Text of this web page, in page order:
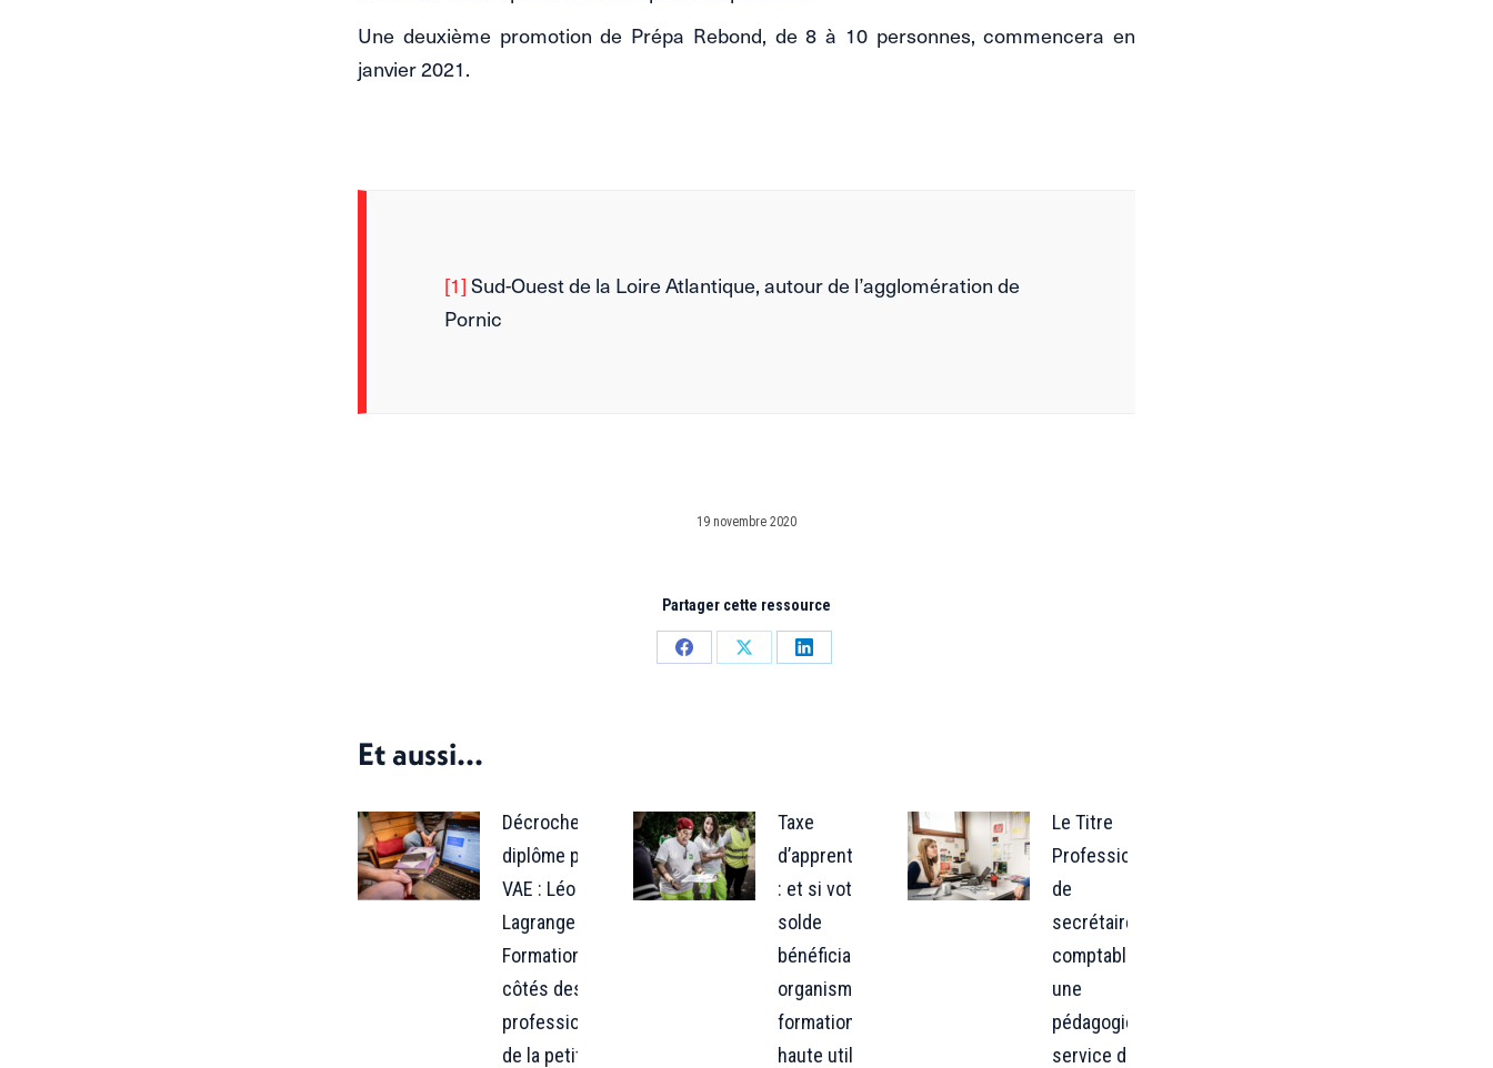
Une deuxième promotion de Prépa Rebond, de 8 à 10 personnes, commencera en
janvier 2021.
[1]Sud-Ouest de la Loire Atlantique, autour de l’agglomération de
Pornic
19 novembre 2020
Partager cette ressource
PartagerPartagerPartager
Et aussi...
Décrocher son
diplôme par la
VAE : Léo
Lagrange
Formation aux
côtés des
professionnel·les
de la petite
Taxe
d’apprentissage
: et si votre
solde
bénéficiait à un
organisme de
formation à
haute utilité
Le Titre
Professionnel
de
secrétaire-
comptable :
une
pédagogie au
service de